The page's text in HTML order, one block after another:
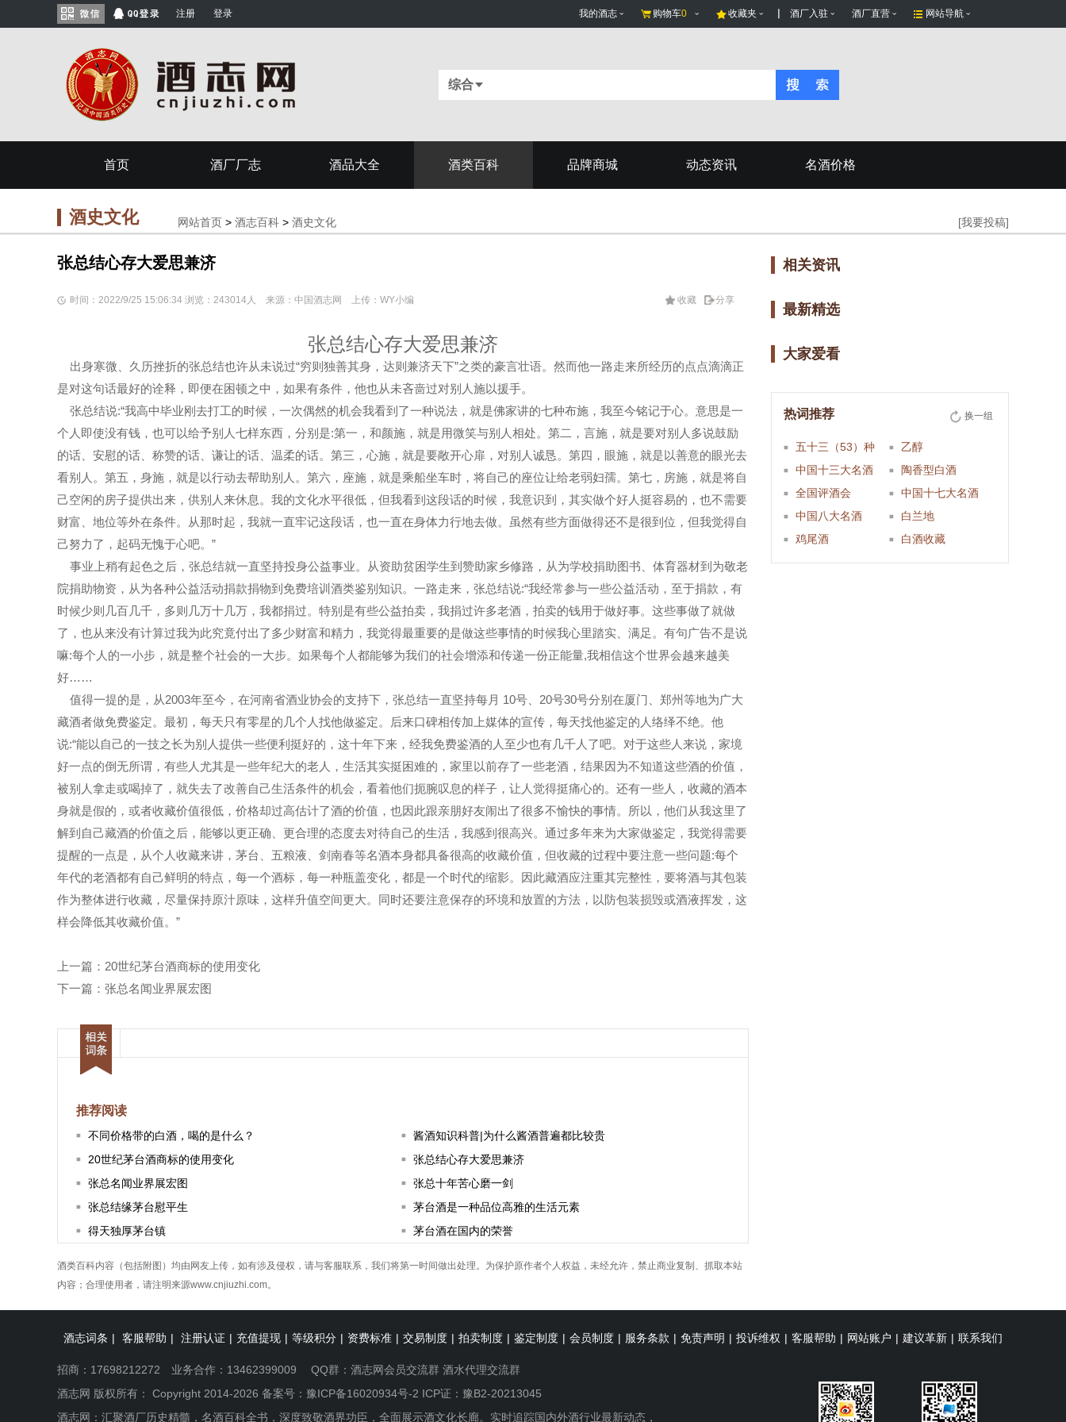
注册 登录 我的酒志 购物车0 收藏夹 酒厂入驻 酒厂直营 网站导航
综合
首页 酒厂厂志 酒品大全 酒类百科 品牌商城 动态资讯 名酒价格
酒史文化 网站首页 > 酒志百科 > 酒史文化 [我要投稿]
张总结心存大爱思兼济
收藏 分享
时间：2022/9/25 15:06:34 浏览：243014人 来源：中国酒志网 上传：WY小编
张总结心存大爱思兼济
出身寒微、久历挫折的张总结也许从未说过“穷则独善其身，达则兼济天下”之类的豪言壮语。然而他一路走来所经历的点点滴滴正
是对这句话最好的诠释，即便在困顿之中，如果有条件，他也从未吝啬过对别人施以援手。
张总结说:“我高中毕业刚去打工的时候，一次偶然的机会我看到了一种说法，就是佛家讲的七种布施，我至今铭记于心。意思是一
个人即使没有钱，也可以给予别人七样东西，分别是:第一，和颜施，就是用微笑与别人相处。第二，言施，就是要对别人多说鼓励
的话、安慰的话、称赞的话、谦让的话、温柔的话。第三，心施，就是要敞开心扉，对别人诚恳。第四，眼施，就是以善意的眼光去
看别人。第五，身施，就是以行动去帮助别人。第六，座施，就是乘船坐车时，将自己的座位让给老弱妇孺。第七，房施，就是将自
己空闲的房子提供出来，供别人来休息。我的文化水平很低，但我看到这段话的时候，我意识到，其实做个好人挺容易的，也不需要
财富、地位等外在条件。从那时起，我就一直牢记这段话，也一直在身体力行地去做。虽然有些方面做得还不是很到位，但我觉得自
己努力了，起码无愧于心吧。”
事业上稍有起色之后，张总结就一直坚持投身公益事业。从资助贫困学生到赞助家乡修路，从为学校捐助图书、体育器材到为敬老
院捐助物资，从为各种公益活动捐款捐物到免费培训酒类鉴别知识。一路走来，张总结说:“我经常参与一些公益活动，至于捐款，有
时候少则几百几千，多则几万十几万，我都捐过。特别是有些公益拍卖，我捐过许多老酒，拍卖的钱用于做好事。这些事做了就做
了，也从来没有计算过我为此究竟付出了多少财富和精力，我觉得最重要的是做这些事情的时候我心里踏实、满足。有句广告不是说
嘛:每个人的一小步，就是整个社会的一大步。如果每个人都能够为我们的社会增添和传递一份正能量,我相信这个世界会越来越美
好……
值得一提的是，从2003年至今，在河南省酒业协会的支持下，张总结一直坚持每月 10号、20号30号分别在厦门、郑州等地为广大
藏酒者做免费鉴定。最初，每天只有零星的几个人找他做鉴定。后来口碑相传加上媒体的宣传，每天找他鉴定的人络绎不绝。他
说:“能以自己的一技之长为别人提供一些便利挺好的，这十年下来，经我免费鉴酒的人至少也有几千人了吧。对于这些人来说，家境
好一点的倒无所谓，有些人尤其是一些年纪大的老人，生活其实挺困难的，家里以前存了一些老酒，结果因为不知道这些酒的价值，
被别人拿走或喝掉了，就失去了改善自己生活条件的机会，看着他们扼腕叹息的样子，让人觉得挺痛心的。还有一些人，收藏的酒本
身就是假的，或者收藏价值很低，价格却过高估计了酒的价值，也因此跟亲朋好友闹出了很多不愉快的事情。所以，他们从我这里了
解到自己藏酒的价值之后，能够以更正确、更合理的态度去对待自己的生活，我感到很高兴。通过多年来为大家做鉴定，我觉得需要
提醒的一点是，从个人收藏来讲，茅台、五粮液、剑南春等名酒本身都具备很高的收藏价值，但收藏的过程中要注意一些问题:每个
年代的老酒都有自己鲜明的特点，每一个酒标，每一种瓶盖变化，都是一个时代的缩影。因此藏酒应注重其完整性，要将酒与其包装
作为整体进行收藏，尽量保持原汁原味，这样升值空间更大。同时还要注意保存的环境和放置的方法，以防包装损毁或酒液挥发，这
样会降低其收藏价值。”
上一篇： 20世纪茅台酒商标的使用变化
下一篇： 张总名闻业界展宏图
推荐阅读
不同价格带的白酒，喝的是什么？
酱酒知识科普|为什么酱酒普遍都比较贵
20世纪茅台酒商标的使用变化
张总结心存大爱思兼济
张总名闻业界展宏图
张总十年苦心磨一剑
张总结缘茅台慰平生
茅台酒是一种品位高雅的生活元素
得天独厚茅台镇
茅台酒在国内的荣誉
酒类百科内容（包括附图）均由网友上传，如有涉及侵权，请与客服联系，我们将第一时间做出处理。为保护原作者个人权益，未经允许，禁止商业复制、抓取本站
内容；合理使用者，请注明来源www.cnjiuzhi.com。
相关资讯
最新精选
大家爱看
换一组
热词推荐
五十三（53）种
乙醇
中国十三大名酒
陶香型白酒
全国评酒会
中国十七大名酒
中国八大名酒
白兰地
鸡尾酒
白酒收藏
酒志词条 | 客服帮助 | 注册认证 | 充值提现 | 等级积分 | 资费标准 | 交易制度 | 拍卖制度 | 鉴定制度 | 会员制度 | 服务条款 | 免责声明 | 投诉维权 | 客服帮助 | 网站账户 | 建议革新 | 联系我们
招商：17698212272 业务合作：13462399009 QQ群： 酒志网会员交流群 酒水代理交流群
酒志网 版权所有： Copyright 2014-2026 备案号： 豫ICP备16020934号-2 ICP证：豫B2-20213045
酒志网：汇聚酒厂历史精髓，名酒百科全书，深度致敬酒界功臣，全面展示酒文化长廊。实时追踪国内外酒行业最新动态，